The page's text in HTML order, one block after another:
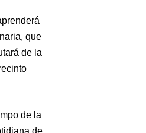
que
de la
de la
de